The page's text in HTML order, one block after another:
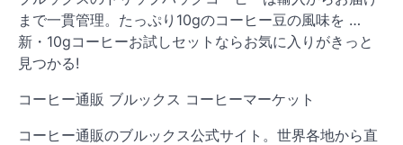
まで一貫管理。たっぷり10gのコーヒー豆の風味を …
新・10gコーヒーお試しセットならお気に入りがきっと
見つかる!
コーヒー通販 ブルックス コーヒーマーケット
コーヒー通販のブルックス公式サイト。世界各地から直